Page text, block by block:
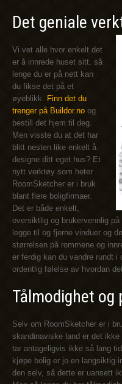
Det geniale
Vi vet alle hvor enkelt det
er å innrede huset sitt, så
lenge du er på nett kan
du fikse det på et
øyeblikk. Finn det du
trenger på Buildor.no og
bestill det hjem til deg.
Men visste du at det har
blitt nesten like enkelt å
designe ditt eget hus? Et
nytt verktøy som heter
RoomSketcher er i bruk
blant flere boligfirmaer.
Det er både enkelt,
oversiktlig og brukervennlig
legge til og fjerne vinduer og
størrelsen på rommene og
er ferdig kan du vandre rundt
ordentlig følelse av hvordan
Tålmodighet og
Selv om RoomSketcher er i
skandinaviske land er det
tar antageligvis ikke så lang
kjøpe bolig er jo en langsiktig
den selv, så dette er uansett